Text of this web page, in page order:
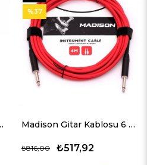
Madison Gitar Kablosu 6 Metre- KIRMIZI
₺517,92
₺816,00
Ürün
%37